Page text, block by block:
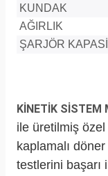
KUNDAK
AĞIRLIK
ŞARJÖR
KİNETİK SİSTEM
ile üretilmiş özel
kaplamalı
testlerini başarı